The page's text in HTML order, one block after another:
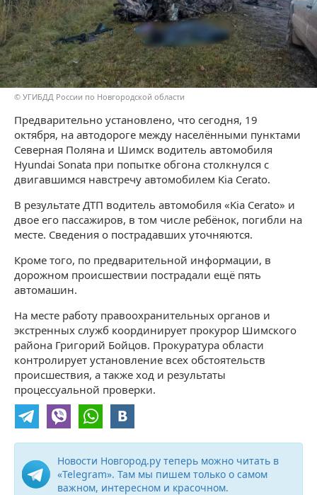
© УГИБДД России по Новгородской области
Предварительно установлено, что сегодня, 19
октября, на автодороге между населёнными пунктами
Северная Поляна и Шимск водитель автомобиля
Hyundai Sonata при попытке обгона столкнулся с
двигавшимся навстречу автомобилем Kia Cerato.
В результате ДТП водитель автомобиля «Kia Cerato» и
двое его пассажиров, в том числе ребёнок, погибли на
месте. Сведения о пострадавших уточняются.
Кроме того, по предварительной информации, в
дорожном происшествии пострадали ещё пять
автомашин.
На месте работу правоохранительных органов и
экстренных служб координирует прокурор Шимского
района Григорий Бойцов. Прокуратура области
контролирует установление всех обстоятельств
происшествия, а также ход и результаты
процессуальной проверки.
Новости Новгород.ру теперь можно читать в
«Telegram». Там мы пишем только о самом
важном, интересном и красочном.